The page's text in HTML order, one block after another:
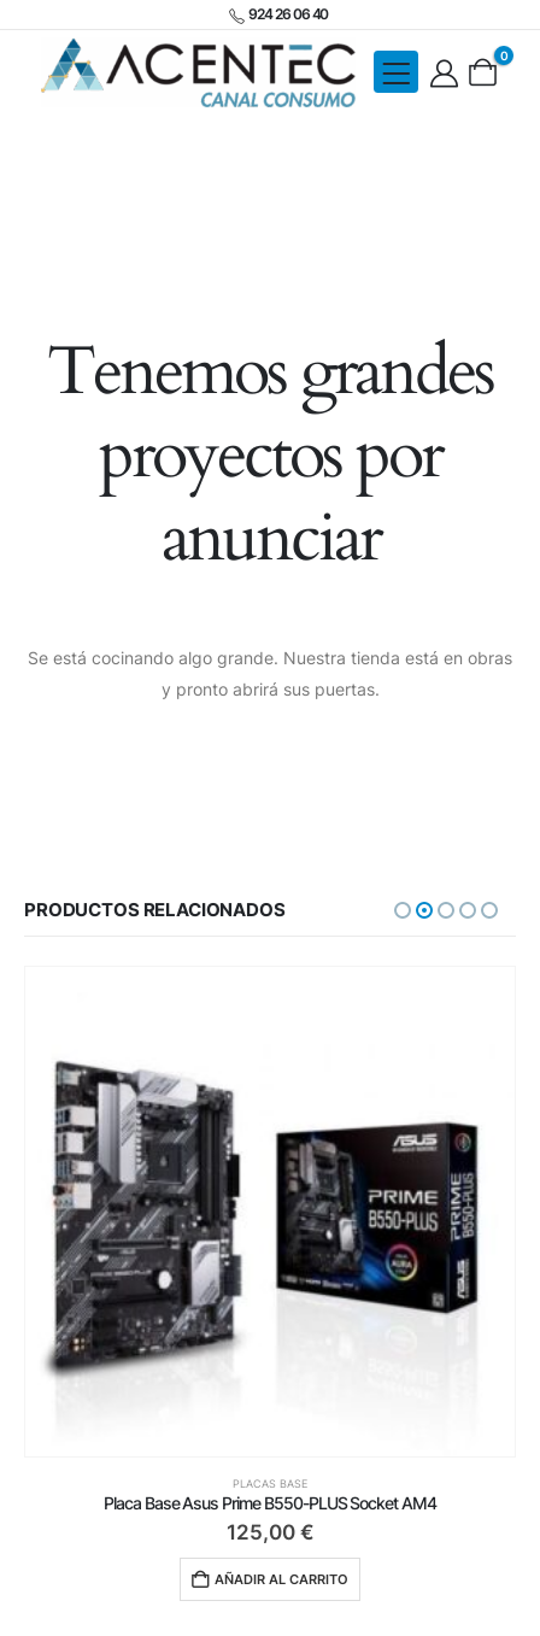
924 26 06 40
0
Tenemos grandes
proyectos por
anunciar
Se está cocinando algo grande. Nuestra tienda está en obras
y pronto abrirá sus puertas.
PRODUCTOS RELACIONADOS
PLACAS BASE
Placa Base Asus Prime B550-PLUS Socket AM4
125,00 €
AÑADIR AL CARRITO